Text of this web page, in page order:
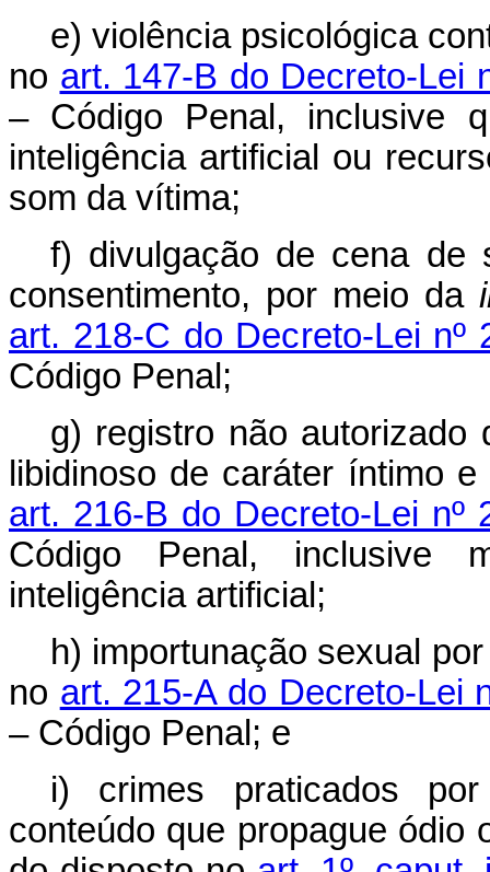
e) violência psicológica
no art. 147-B do Decreto-Lei
– Código Penal, inclusive
inteligência artificial ou
som da vítima;
f) divulgação de cena de
consentimento, por meio da
art. 218-C do Decreto-Lei
Código Penal;
g) registro não
libidinoso de caráter íntimo
art. 216-B do Decreto-Lei nº
Código Penal, inclusive
inteligência artificial;
h) importunação sexual
no art. 215-A do Decreto-Lei
– Código Penal; e
i) crimes praticados
conteúdo que propague ódio